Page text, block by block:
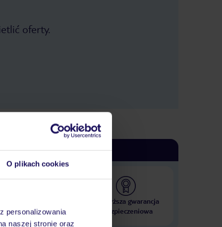
O plikach cookies
personalizowania
naszej stronie oraz
oferty.
krajach
Najwyższa gwarancja
ubezpieczeniowa